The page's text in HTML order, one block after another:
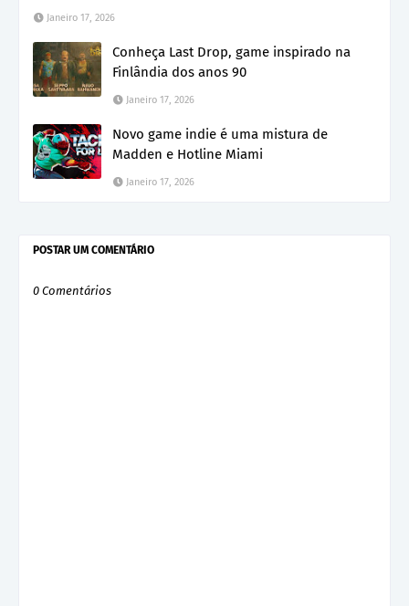
Janeiro 17, 2026
Conheça Last Drop, game inspirado na
Finlândia dos anos 90
Janeiro 17, 2026
Novo game indie é uma mistura de
Madden e Hotline Miami
Janeiro 17, 2026
POSTAR UM COMENTÁRIO
0 Comentários